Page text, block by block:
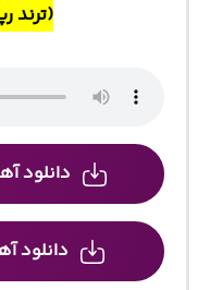
(ترند
دانلود
دانلود